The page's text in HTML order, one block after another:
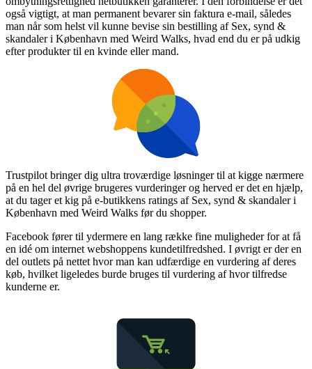
også vigtigt, at man permanent bevarer sin faktura e-mail, således
man når som helst vil kunne bevise sin bestilling af Sex, synd &
skandaler i København med Weird Walks, hvad end du er på udkig
efter produkter til en kvinde eller mand.
Trustpilot bringer dig ultra troværdige løsninger til at kigge nærmere
på en hel del øvrige brugeres vurderinger og herved er det en hjælp,
at du tager et kig på e-butikkens ratings af Sex, synd & skandaler i
København med Weird Walks før du shopper.
Facebook fører til ydermere en lang række fine muligheder for at få
en idé om internet webshoppens kundetilfredshed. I øvrigt er der en
del outlets på nettet hvor man kan udfærdige en vurdering af deres
køb, hvilket ligeledes burde bruges til vurdering af hvor tilfredse
kunderne er.